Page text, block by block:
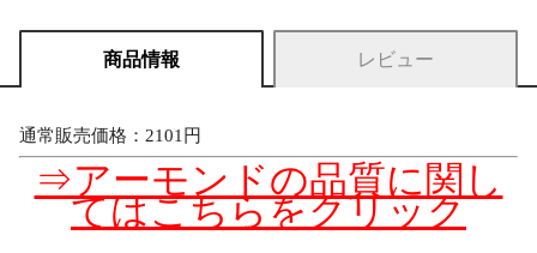
商品情報 レビュー
通常販売価格：2101円
⇒アーモンドの品質に関し
てはこちらをクリック